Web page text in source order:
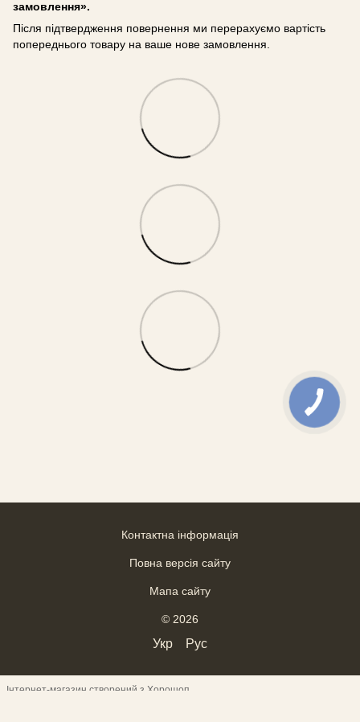
замовлення».
Після підтвердження повернення ми перерахуємо вартість
попереднього товару на ваше нове замовлення.
Контактна інформація
Повна версія сайту
Мапа сайту
© 2026
Укр Рус
Інтернет-магазин створений з Хорошоп